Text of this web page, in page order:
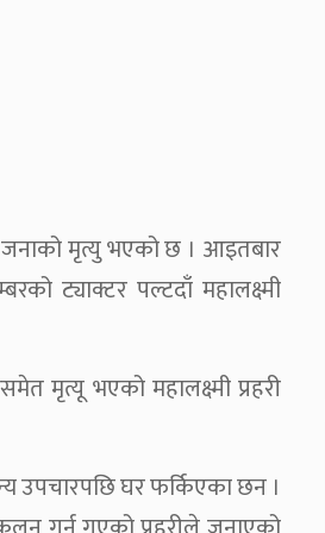
जनाको मृत्यु भएको छ । आइतबार
ट्याक्टर पल्टदाँ महालक्ष्मी
मृत्यू भएको महालक्ष्मी प्रहरी
उपचारपछि घर फर्किएका छन ।